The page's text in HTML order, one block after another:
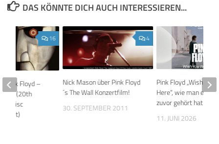
DAS KÖNNTE DICH AUCH INTERESSIEREN...
4
Nick Mason über Pink Floyd
´s The Wall Konzertfilm!
30. SEPTEMBER 2011
Pink Floyd „Wish You
Here“, wie man es
zuvor gehört hat
11. JUNI 2026
16
Pink Floyd –
Bell (20th
7-Disc